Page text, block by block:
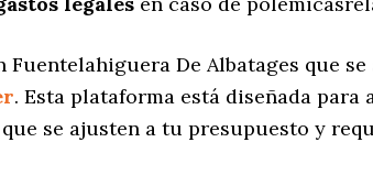
Fuentelahiguera De Albatages que
. Esta plataforma está diseñada
que se ajusten a tu presupuesto y